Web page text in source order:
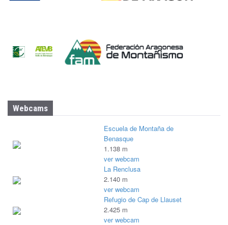
Webcams
Escuela de Montaña de
Benasque
1.138 m
ver webcam
La Renclusa
2.140 m
ver webcam
Refugio de Cap de Llauset
2.425 m
ver webcam